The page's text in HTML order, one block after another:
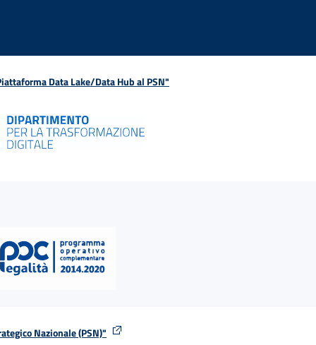
Data Lake/Data Hub al PSN"
Nazionale (PSN)"